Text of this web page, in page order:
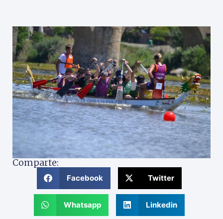
Comparte:
Facebook Twitter
Whatsapp Linkedin